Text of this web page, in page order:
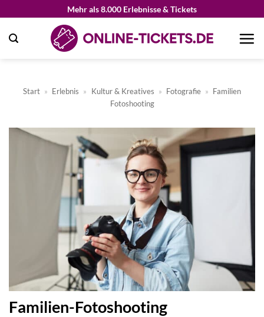
springen
Mehr als 8.000 Erlebnisse & Tickets
Start » Erlebnis » Kultur & Kreatives » Fotografie » Familien
Fotoshooting
Familien-Fotoshooting